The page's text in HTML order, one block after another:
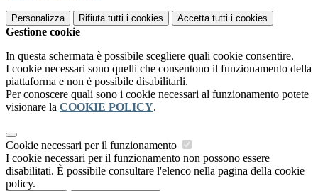
Personalizza Rifiuta tutti i cookies Accetta tutti i cookies
Gestione cookie
In questa schermata è possibile scegliere quali cookie consentire.
I cookie necessari sono quelli che consentono il funzionamento della
piattaforma e non è possibile disabilitarli.
Per conoscere quali sono i cookie necessari al funzionamento potete
visionare la COOKIE POLICY.
Cookie necessari per il funzionamento
I cookie necessari per il funzionamento non possono essere
disabilitati. È possibile consultare l'elenco nella pagina della cookie
policy.